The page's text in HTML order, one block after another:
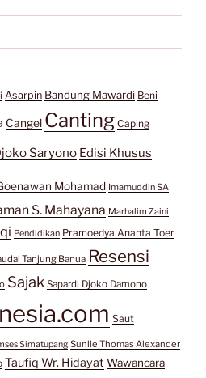
Asarpin Bandung Mawardi Beni
Cangel Canting Caping
Saryono Edisi Khusus
Mohamad Imamuddin SA
S. Mahayana Marhalim Zaini
Pendidikan Pramoedya Ananta Toer
Tanjung Banua Resensi
Sajak Sapardi Djoko Damono
Saut
Simatupang Sunlie Thomas Alexander
Taufiq Wr. Hidayat Wawancara